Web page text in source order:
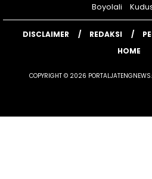
Boyolali
DISCLAIMER REDAKSI
HOME
COPYRIGHT © 2026